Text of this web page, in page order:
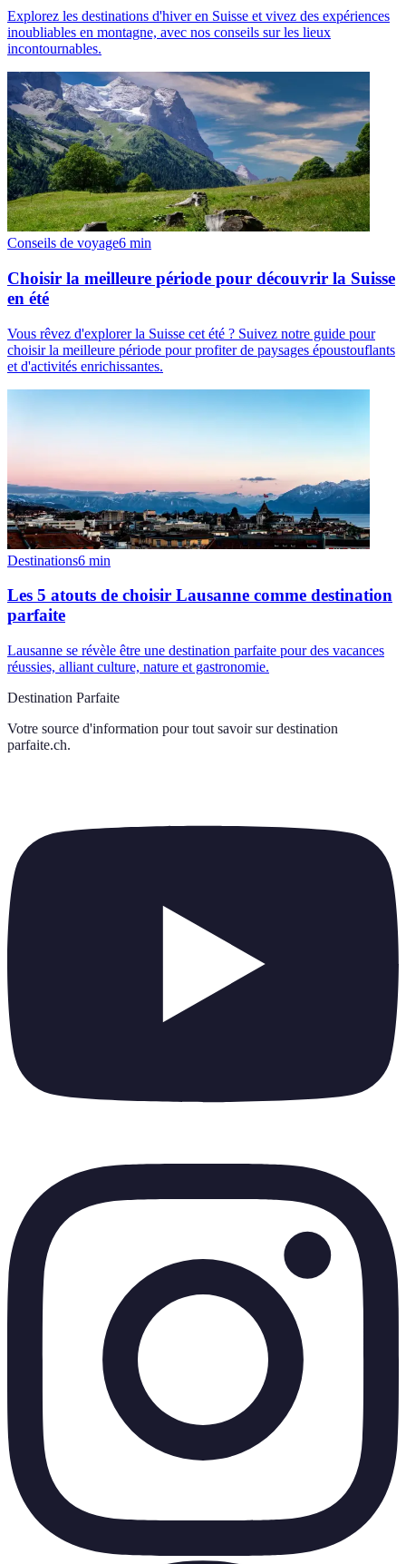
Explorez les destinations d'hiver en Suisse et vivez des expériences
inoubliables en montagne, avec nos conseils sur les lieux
incontournables.
Conseils de voyage6 min
Choisir la meilleure période pour découvrir la Suisse
en été
Vous rêvez d'explorer la Suisse cet été ? Suivez notre guide pour
choisir la meilleure période pour profiter de paysages époustouflants
et d'activités enrichissantes.
Destinations6 min
Les 5 atouts de choisir Lausanne comme destination
parfaite
Lausanne se révèle être une destination parfaite pour des vacances
réussies, alliant culture, nature et gastronomie.
Destination Parfaite
Votre source d'information pour tout savoir sur destination
parfaite.ch.